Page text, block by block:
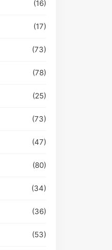
(16)
(17)
(73)
(78)
(25)
(73)
(47)
(80)
(34)
(36)
(53)